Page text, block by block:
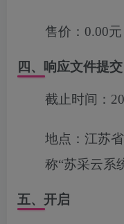
售价： 0.00元
四、响应文件提交
截止时间：
地点： 江苏
称“苏采云系
五、开启